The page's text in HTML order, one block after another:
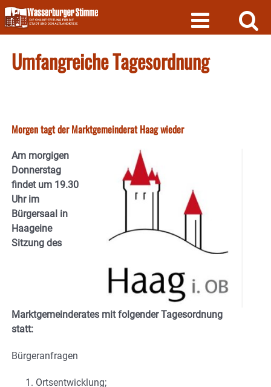
Skip
to
content
Umfangreiche Tagesordnung
Morgen tagt der Marktgemeinderat Haag wieder
Am morgigen
Donnerstag
findet um 19.30
Uhr im
Bürgersaal in
Haageine
Sitzung des
Marktgemeinderates mit folgender Tagesordnung
statt:
Bürgeranfragen
Ortsentwicklung;